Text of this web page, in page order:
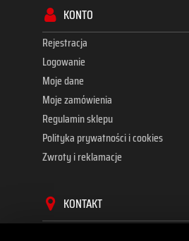
KONTO
Rejestracja
Logowanie
Moje dane
Moje zamówienia
Regulamin sklepu
Polityka prywatności i cookies
Zwroty i reklamacje
KONTAKT